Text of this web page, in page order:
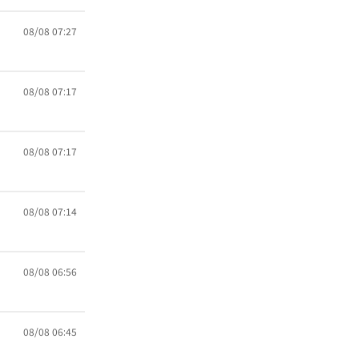
08/08 07:27
08/08 07:17
08/08 07:17
08/08 07:14
08/08 06:56
08/08 06:45